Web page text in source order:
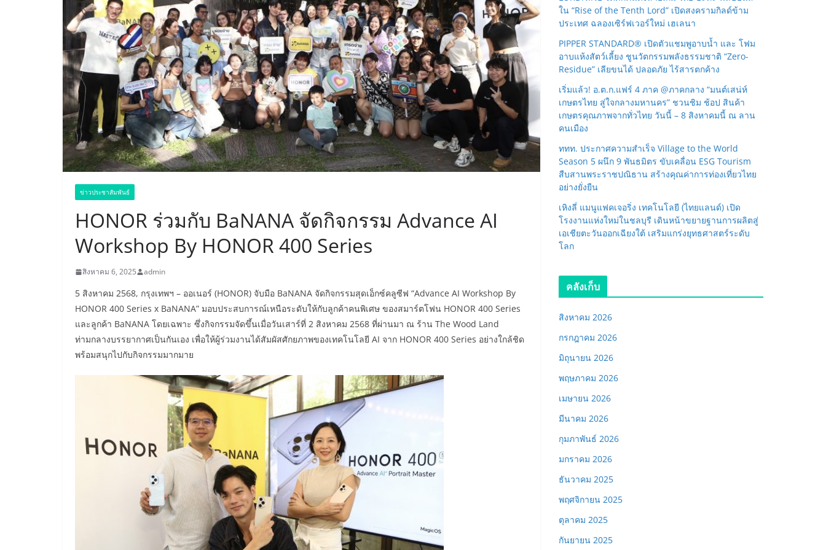
ข่าวประชาสัมพันธ์
HONOR ร่วมกับ BaNANA จัดกิจกรรม Advance AI
Workshop By HONOR 400 Series
สิงหาคม 6, 2025 admin
​5 สิงหาคม 2568, กรุงเทพฯ – ออเนอร์ (HONOR) จับมือ BaNANA จัดกิจกรรมสุดเอ็กซ์คลูซีฟ “Advance AI Workshop By
HONOR 400 Series x BaNANA” มอบประสบการณ์เหนือระดับให้กับลูกค้าคนพิเศษ ของสมาร์ตโฟน HONOR 400 Series
และลูกค้า BaNANA โดยเฉพาะ ซึ่งกิจกรรมจัดขึ้นเมื่อวันเสาร์ที่ 2 สิงหาคม 2568 ที่ผ่านมา ณ ร้าน The Wood Land
ท่ามกลางบรรยากาศเป็นกันเอง เพื่อให้ผู้ร่วมงานได้สัมผัสศักยภาพของเทคโนโลยี AI จาก HONOR 400 Series อย่างใกล้ชิด
พร้อมสนุกไปกับกิจกรรมมากมาย
ใน “Rise of the Tenth Lord” เปิดสงครามกิลด์ข้าม
ประเทศ ฉลองเซิร์ฟเวอร์ใหม่ เฮเลนา
PIPPER STANDARD® เปิดตัวแชมพูอาบน้ำ และ โฟม
อาบแห้งสัตว์เลี้ยง ชูนวัตกรรมพลังธรรมชาติ “Zero-
Residue” เลียขนได้ ปลอดภัย ไร้สารตกค้าง
เริ่มแล้ว! อ.ต.ก.แฟร์ 4 ภาค @ภาคกลาง “มนต์เสน่ห์
เกษตรไทย สู่ใจกลางมหานคร” ชวนชิม ช้อป สินค้า
เกษตรคุณภาพจากทั่วไทย วันนี้ – 8 สิงหาคมนี้ ณ ลาน
คนเมือง
ททท. ประกาศความสำเร็จ Village to the World
Season 5 ผนึก 9 พันธมิตร ขับเคลื่อน ESG Tourism
สืบสานพระราชปณิธาน สร้างคุณค่าการท่องเที่ยวไทย
อย่างยั่งยืน
เหิงลี่ แมนูแฟคเจอริ่ง เทคโนโลยี (ไทยแลนด์) เปิด
โรงงานแห่งใหม่ในชลบุรี เดินหน้าขยายฐานการผลิตสู่
เอเชียตะวันออกเฉียงใต้ เสริมแกร่งยุทธศาสตร์ระดับ
โลก
คลังเก็บ
สิงหาคม 2026
กรกฎาคม 2026
มิถุนายน 2026
พฤษภาคม 2026
เมษายน 2026
มีนาคม 2026
กุมภาพันธ์ 2026
มกราคม 2026
ธันวาคม 2025
พฤศจิกายน 2025
ตุลาคม 2025
กันยายน 2025